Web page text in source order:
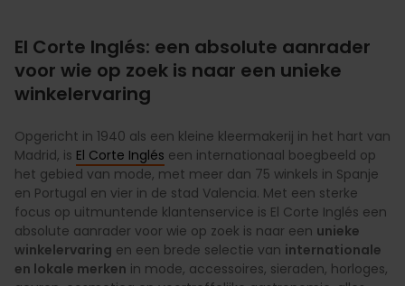
El Corte Inglés: een absolute aanrader
voor wie op zoek is naar een unieke
winkelervaring
Opgericht in 1940 als een kleine kleermakerij in het hart van
Madrid, is El Corte Inglés een internationaal boegbeeld op
het gebied van mode, met meer dan 75 winkels in Spanje
en Portugal en vier in de stad Valencia. Met een sterke
focus op uitmuntende klantenservice is El Corte Inglés een
absolute aanrader voor wie op zoek is naar een unieke
winkelervaring en een brede selectie van internationale
en lokale merken in mode, accessoires, sieraden, horloges,